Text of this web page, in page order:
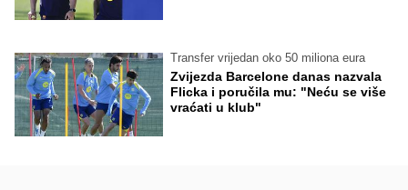
Transfer vrijedan oko 50 miliona eura
Zvijezda Barcelone danas nazvala
Flicka i poručila mu: "Neću se više
vraćati u klub"